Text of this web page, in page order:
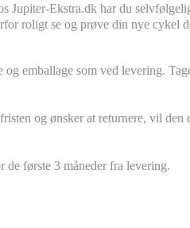
Jupiter-Ekstra.dk har du
roligt se og prøve din nye cykel
emballage som ved levering.
og ønsker at returnere, vil
første 3 måneder fra levering.